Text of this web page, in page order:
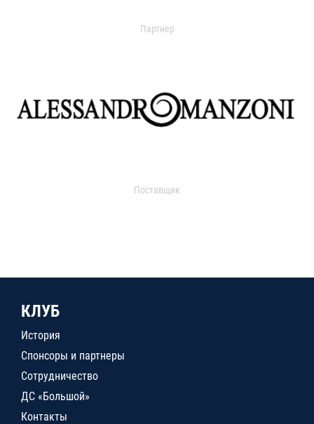
Партнер
Поставщик
КЛУБ
История
Спонсоры и партнеры
Сотрудничество
ДС «Большой»
Контакты